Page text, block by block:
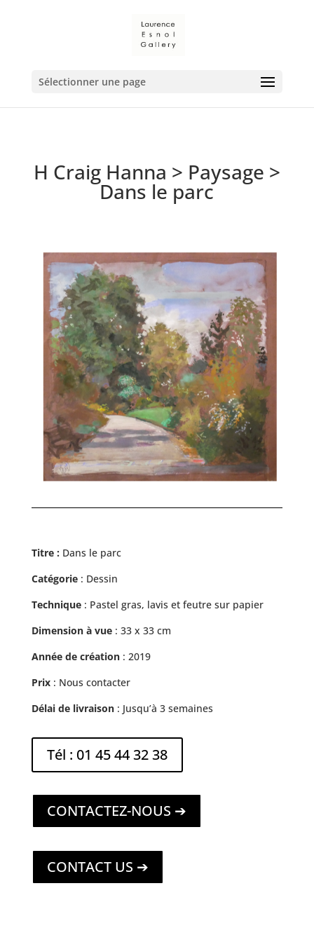
Sélectionner une page
H Craig Hanna > Paysage >
Dans le parc
Titre : Dans le parc
Catégorie: Dessin
Technique : Pastel gras, lavis et feutre sur papier
Dimension à vue: 33 x 33 cm
Année de création: 2019
Prix: Nous contacter
Délai de livraison: Jusqu’à 3 semaines
Tél : 01 45 44 32 38
CONTACTEZ-NOUS ➔
CONTACT US ➔